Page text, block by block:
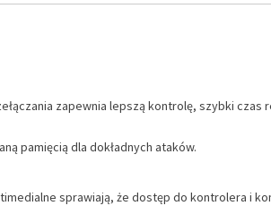
zapewnia lepszą kontrolę, szybki czas
pamięcią dla dokładnych ataków.
sprawiają, że dostęp do kontrolera i